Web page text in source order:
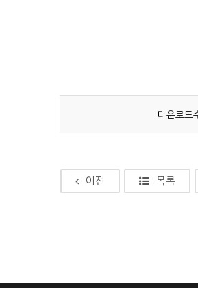
다운로드
이전 목록